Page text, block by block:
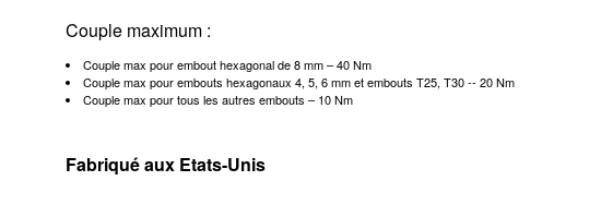
Couple maximum :
Couple max pour embout hexagonal de 8 mm – 40 Nm
Couple max pour embouts hexagonaux 4, 5, 6 mm et embouts T25, T30 -- 20 Nm
Couple max pour tous les autres embouts – 10 Nm
Fabriqué aux Etats-Unis